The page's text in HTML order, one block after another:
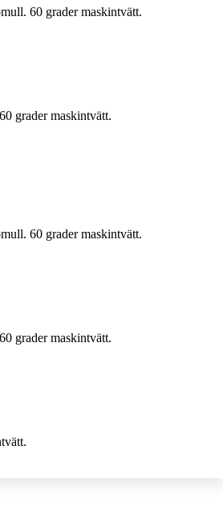
60 grader maskintvätt.
grader maskintvätt.
60 grader maskintvätt.
grader maskintvätt.